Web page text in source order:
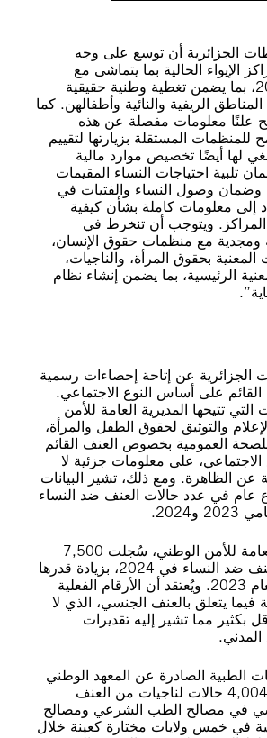
الجزائرية أن توسع على وجه
الإيواء الحالية بما يتماشى مع
مرسوم عام 2004، بما يضمن تغطية وطنية حقيقية
الريفية والنائية وأطفالهن. كما
علنًا معلومات مفصلة عن هذه
للمنظمات المستقلة بزيارتها لتقييم
لها أيضًا تخصيص موارد مالية
تلبية احتياجات النساء المقيمات
وضمان وصول النساء والفتيات في
إلى معلومات كاملة بشأن كيفية
ويتوجب أن تنخرط في
ومجدية مع منظمات حقوق الإنسان،
المعنية بحقوق المرأة، والناجيات،
الرئيسية، بما يضمن إنشاء نظام
عن إتاحة إحصاءات رسمية
على أساس النوع الاجتماعي.
تتيحها المديرية العامة للأمن
والتوثيق لحقوق الطفل والمرأة،
العمومية بخصوص العنف القائم
على معلومات جزئية لا
الظاهرة. ومع ذلك، تشير البيانات
عام في عدد حالات العنف ضد النساء
ووفقًا للمديرية العامة للأمن الوطني، سُجلت 7,500
شكوى تتعلق بالعنف ضد النساء في 2024، بزيادة قدرها
12.4% مقارنة بعام 2023. ويُعتقد أن الأرقام الفعلية
فيما يتعلق بالعنف الجنسي، الذي لا
بكثير مما تشير إليه تقديرات
الطبية الصادرة عن المعهد الوطني
للصحة العمومية 4,004 حالات لناجيات من العنف
في مصالح الطب الشرعي ومصالح
في خمس ولايات مختارة كعينة خلال